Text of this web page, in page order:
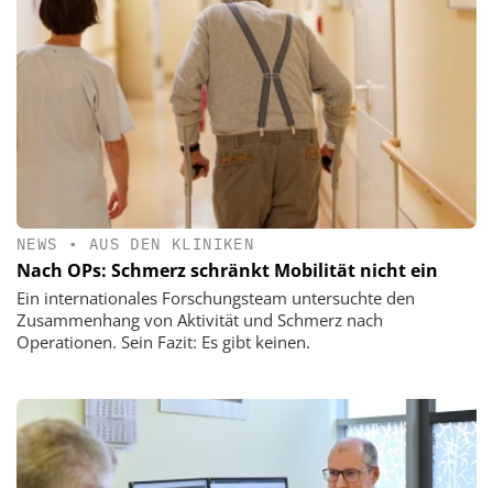
NEWS • AUS DEN KLINIKEN
Nach OPs: Schmerz schränkt Mobilität nicht ein
Ein internationales Forschungsteam untersuchte den
Zusammenhang von Aktivität und Schmerz nach
Operationen. Sein Fazit: Es gibt keinen.